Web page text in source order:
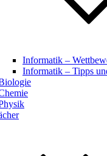
Informatik –
Informatik – Tipps